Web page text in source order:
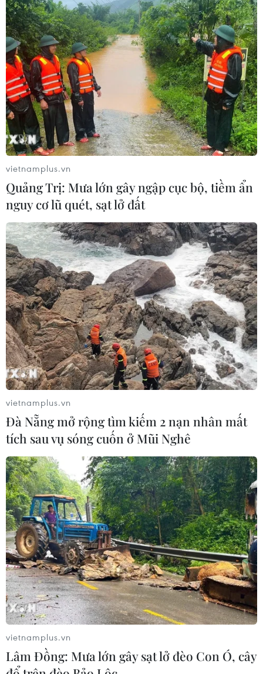
TIN CÙNG CHUYÊN MỤC
Quảng Trị: Mưa lớn gây ngập cục bộ,
tiềm ẩn nguy cơ lũ quét, sạt lở đất
09/08/2026 09:37
Từ 10-11/8, Bắc Bộ và Trung Bộ có
nơi nắng nóng gay gắt trên 37 độ C
09/08/2026 07:57
vietnamplus.vn
Quảng Trị: Mưa lớn gây ngập cục bộ, tiềm ẩn
nguy cơ lũ quét, sạt lở đất
vietnamplus.vn
Đà Nẵng mở rộng tìm kiếm 2 nạn nhân mất
tích sau vụ sóng cuốn ở Mũi Nghê
vietnamplus.vn
Lâm Đồng: Mưa lớn gây sạt lở đèo Con Ó, cây